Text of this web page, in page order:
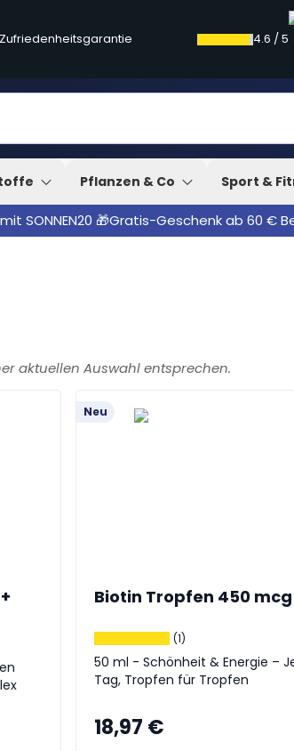
Zufriedenheitsgarantie 4.6 /5
Pflanzen & Co Sport &
SONNEN20 🎁Gratis-Geschenk ab 60 €
aktuellen Auswahl entsprechen.
Neu
Biotin Tropfen 450 mcg
(1)
50 ml - Schönheit & Energie –
Tag, Tropfen für Tropfen
18,97 €